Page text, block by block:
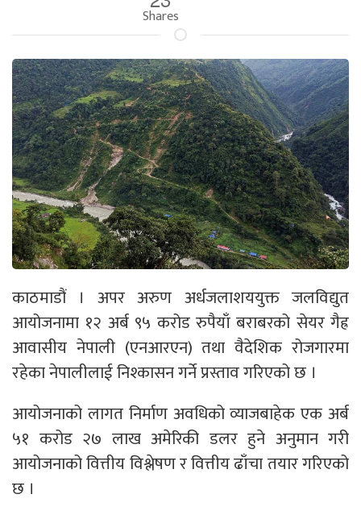
Shares
काठमाडौं । अपर अरुण अर्धजलाशययुक्त जलविद्युत
आयोजनामा १२ अर्ब ९५ करोड रुपैयाँ बराबरको सेयर गैह्र
आवासीय नेपाली (एनआरएन) तथा वैदेशिक रोजगारमा
रहेका नेपालीलाई निश्कासन गर्ने प्रस्ताव गरिएको छ ।
आयोजनाको लागत निर्माण अवधिको व्याजबाहेक एक अर्ब
५१ करोड २७ लाख अमेरिकी डलर हुने अनुमान गरी
आयोजनाको वित्तीय विश्लेषण र वित्तीय ढाँचा तयार गरिएको
छ ।